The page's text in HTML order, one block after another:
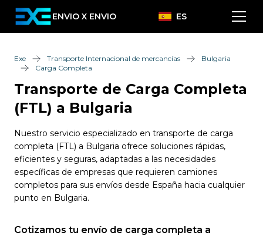
ENVIO X ENVIO ES
Exe Transporte Internacional de mercancías
Bulgaria
Carga Completa
Transporte de Carga Completa
(FTL) a Bulgaria
Nuestro servicio especializado en transporte de carga
completa (FTL) a Bulgaria ofrece soluciones rápidas,
eficientes y seguras, adaptadas a las necesidades
específicas de empresas que requieren camiones
completos para sus envíos desde España hacia cualquier
punto en Bulgaria.
Cotizamos tu envío de carga completa a